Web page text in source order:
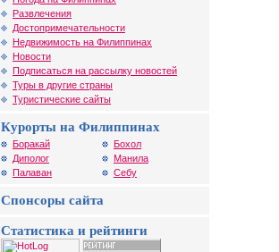
Развлечения
Достопримечательности
Недвижимость на Филиппинах
Новости
Подписаться на рассылку новостей
Туры в другие страны
Туристические сайты
Курорты на Филиппинах
Боракай
Диполог
Палаван
Бохол
Манила
Себу
Спонсоры сайта
Статистика и рейтинги